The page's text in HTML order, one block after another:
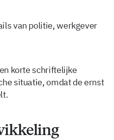
van politie, werkgever
korte schriftelijke
situatie, omdat de ernst